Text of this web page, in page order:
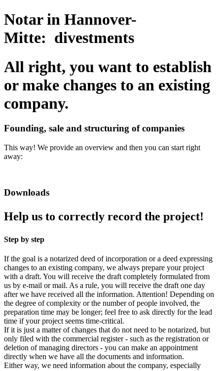
Notar in Hannover-
Mitte: divestments
All right, you want to establish
or make changes to an existing
company.
Founding, sale and structuring of companies
This way! We provide an overview and then you can start right
away:
Downloads
Help us to correctly record the project!
Step by step
If the goal is a notarized deed of incorporation or a deed expressing
changes to an existing company, we always prepare your project
with a draft. You will receive the draft completely formulated from
us by e-mail or mail. As a rule, you will receive the draft one day
after we have received all the information. Attention! Depending on
the degree of complexity or the number of people involved, the
preparation time may be longer; feel free to ask directly for the lead
time if your project seems time-critical.
If it is just a matter of changes that do not need to be notarized, but
only filed with the commercial register - such as the registration or
deletion of managing directors - you can make an appointment
directly when we have all the documents and information.
Either way, we need information about the company, especially